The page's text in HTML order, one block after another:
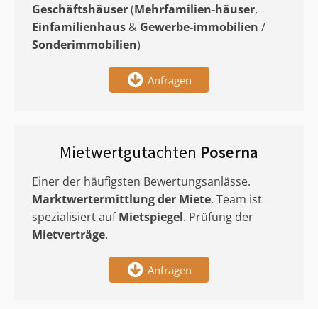
Geschäftshäuser(Mehrfamilien-häuser,
Einfamilienhaus & Gewerbe-immobilien /
Sonderimmobilien)
Anfragen
Mietwertgutachten Poserna
Einer der häufigsten Bewertungsanlässe.
Marktwertermittlungder Miete. Team ist
spezialisiert aufMietspiegel. Prüfung der
Mietverträge.
Anfragen